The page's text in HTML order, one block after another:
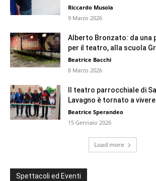
Riccardo Musola
9 Marzo 2026
Alberto Bronzato: da una
per il teatro, alla scuola
Beatrice Bacchi
8 Marzo 2026
Il teatro parrocchiale di
Lavagno è tornato a vivere
Beatrice Sperandeo
15 Gennaio 2026
Load more
Spettacoli ed Eventi